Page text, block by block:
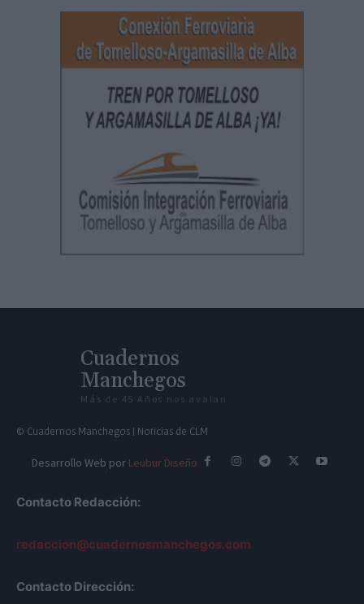
Cuadernos
Manchegos
Más de 45 Años nos avalan
© Cuadernos Manchegos | Noticias de CLM
Desarrollo Web por Leubur Diseño
Contacto Redacción:
redaccion@cuadernosmanchegos.com
Contacto Dirección: